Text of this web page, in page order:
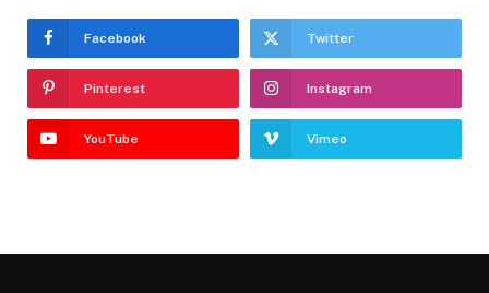
Facebook Twitter
Pinterest Instagram
YouTube Vimeo